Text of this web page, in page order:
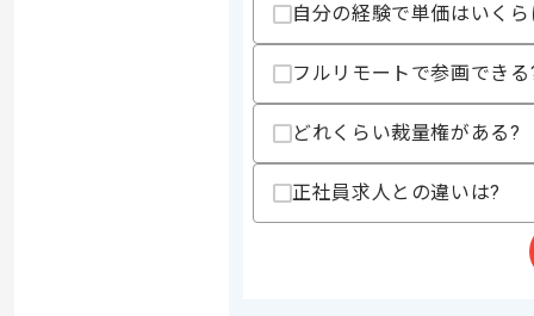
自分の経験で単価はいく
フルリモートで参画できる
どれくらい裁量権がある?
正社員求人との違いは?